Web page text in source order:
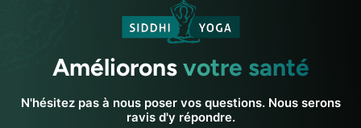
Amélioronsvotre santé
N'hésitez pas à nous poser vos questions. Nous serons
ravis d'y répondre.